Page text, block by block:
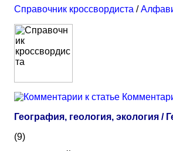
Справочник кроссвордиста /
География, геология, экология /
(9)